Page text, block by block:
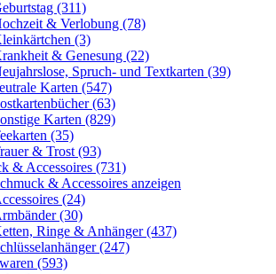
(311)
& Verlobung (78)
(3)
& Genesung (22)
Spruch- und Textkarten (39)
Karten (547)
(63)
Karten (829)
(35)
& Trost (93)
& Accessoires (731)
& Accessoires anzeigen
(24)
(30)
Ringe & Anhänger (437)
(247)
(593)